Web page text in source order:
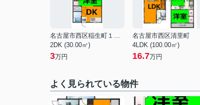
名古屋市西区稲生町１丁目
2DK (30.00㎡)
3万円
名古屋市西区清里町
4LDK (100.00㎡)
16.7万円
よく見られている物件